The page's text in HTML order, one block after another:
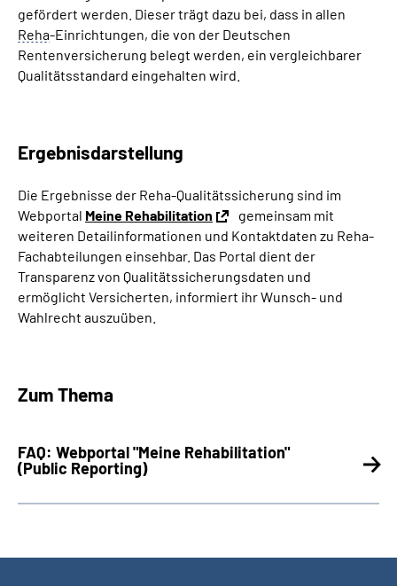
gefördert werden. Dieser trägt dazu bei, dass in allen
Reha-Einrichtungen, die von der Deutschen
Rentenversicherung belegt werden, ein vergleichbarer
Qualitätsstandard eingehalten wird.
Ergebnisdarstellung
Die Ergebnisse der Reha-Qualitätssicherung sind im
Webportal Meine Rehabilitation
gemeinsam mit
weiteren Detailinformationen und Kontaktdaten zu Reha-
Fachabteilungen einsehbar. Das Portal dient der
Transparenz von Qualitätssicherungsdaten und
ermöglicht Versicherten, informiert ihr Wunsch- und
Wahlrecht auszuüben.
Zum Thema
FAQ: Webportal "Meine Rehabilitation"
(Public Reporting)